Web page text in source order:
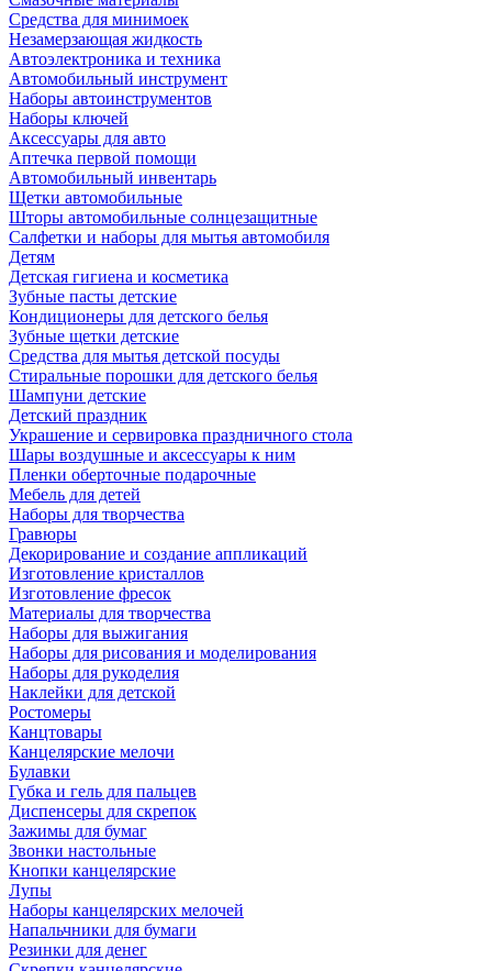
Средства для минимоек
Незамерзающая жидкость
Автоэлектроника и техника
Автомобильный инструмент
Наборы автоинструментов
Наборы ключей
Аксессуары для авто
Аптечка первой помощи
Автомобильный инвентарь
Щетки автомобильные
Шторы автомобильные солнцезащитные
Салфетки и наборы для мытья автомобиля
Детям
Детская гигиена и косметика
Зубные пасты детские
Кондиционеры для детского белья
Зубные щетки детские
Средства для мытья детской посуды
Стиральные порошки для детского белья
Шампуни детские
Детский праздник
Украшение и сервировка праздничного стола
Шары воздушные и аксессуары к ним
Пленки оберточные подарочные
Мебель для детей
Наборы для творчества
Гравюры
Декорирование и создание аппликаций
Изготовление кристаллов
Изготовление фресок
Материалы для творчества
Наборы для выжигания
Наборы для рисования и моделирования
Наборы для рукоделия
Наклейки для детской
Ростомеры
Канцтовары
Канцелярские мелочи
Булавки
Губка и гель для пальцев
Диспенсеры для скрепок
Зажимы для бумаг
Звонки настольные
Кнопки канцелярские
Лупы
Наборы канцелярских мелочей
Напальчники для бумаги
Резинки для денег